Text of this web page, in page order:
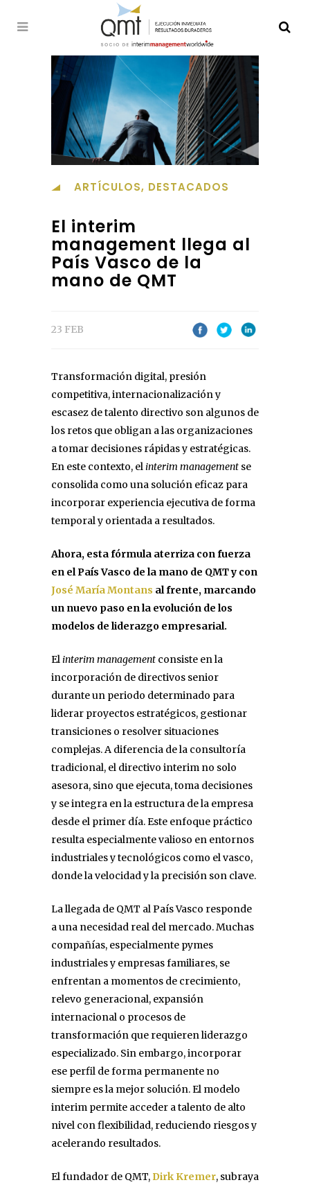
ARTÍCULOS, DESTACADOS
El interim
management llega al
País Vasco de la
mano de QMT
23 FEB
Transformación digital, presión
competitiva, internacionalización y
escasez de talento directivo son algunos de
los retos que obligan a las organizaciones
a tomar decisiones rápidas y estratégicas.
En este contexto, elinterim management se
consolida como una solución eficaz para
incorporar experiencia ejecutiva de forma
temporal y orientada a resultados.
Ahora, esta fórmula aterriza con fuerza
en el País Vasco de la mano de QMT y con
José María Montans al frente, marcando
un nuevo paso en la evolución de los
modelos de liderazgo empresarial.
Elinterim management consiste en la
incorporación de directivos senior
durante un periodo determinado para
liderar proyectos estratégicos, gestionar
transiciones o resolver situaciones
complejas. A diferencia de la consultoría
tradicional, el directivo interim no solo
asesora, sino que ejecuta, toma decisiones
y se integra en la estructura de la empresa
desde el primer día. Este enfoque práctico
resulta especialmente valioso en entornos
industriales y tecnológicos como el vasco,
donde la velocidad y la precisión son clave.
La llegada de QMT al País Vasco responde
a una necesidad real del mercado. Muchas
compañías, especialmente pymes
industriales y empresas familiares, se
enfrentan a momentos de crecimiento,
relevo generacional, expansión
internacional o procesos de
transformación que requieren liderazgo
especializado. Sin embargo, incorporar
ese perfil de forma permanente no
siempre es la mejor solución. El modelo
interim permite acceder a talento de alto
nivel con flexibilidad, reduciendo riesgos y
acelerando resultados.
El fundador de QMT, Dirk Kremer, subraya